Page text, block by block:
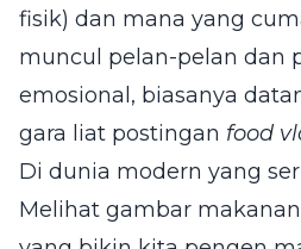
fisik) dan mana yang
muncul pelan-pelan dan
emosional, biasanya
gara liat postingan food
Di dunia modern yang
Melihat gambar